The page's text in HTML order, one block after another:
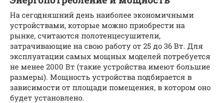
На сегодняшний день наиболее экономичными
устройствами, которые можно приобрести на
рынке, считаются полотенцесушители,
затрачивающие на свою работу от 25 до 36 Вт. Для
эксплуатации самых мощных моделей потребуется
не менее 2000 Вт (такие устройства имеют большие
размеры). Мощность устройства подбирается в
зависимости от площади помещения, в котором оно
будет установлено.